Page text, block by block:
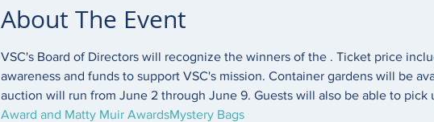
About The Event
VSC's Board of Directors will recognize the winners of the . Ticket price
awareness and funds to support VSC's mission. Container gardens will be
auction will run from June 2 through June 9. Guests will also be able to pick
Award and Matty Muir AwardsMystery Bags